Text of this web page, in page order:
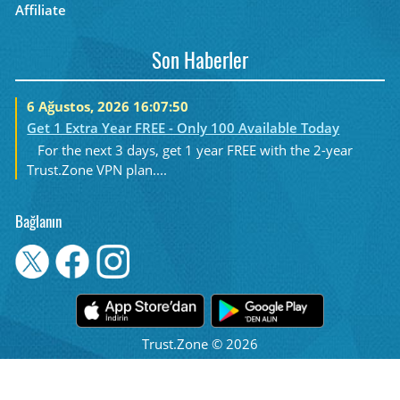
Affiliate
Son Haberler
6 Ağustos, 2026 16:07:50
Get 1 Extra Year FREE - Only 100 Available Today
For the next 3 days, get 1 year FREE with the 2-year
Trust.Zone VPN plan....
Bağlanın
Trust.Zone © 2026